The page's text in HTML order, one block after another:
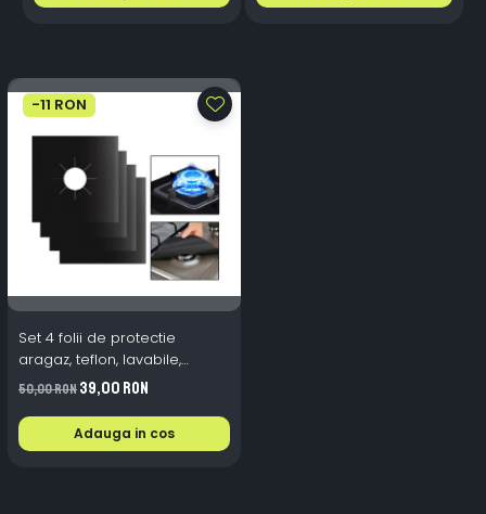
-11 RON
Set 4 folii de protectie
aragaz, teflon, lavabile,
reutilizabile, Negru/Gri
50,00 RON39,00 RON
Adauga in cos